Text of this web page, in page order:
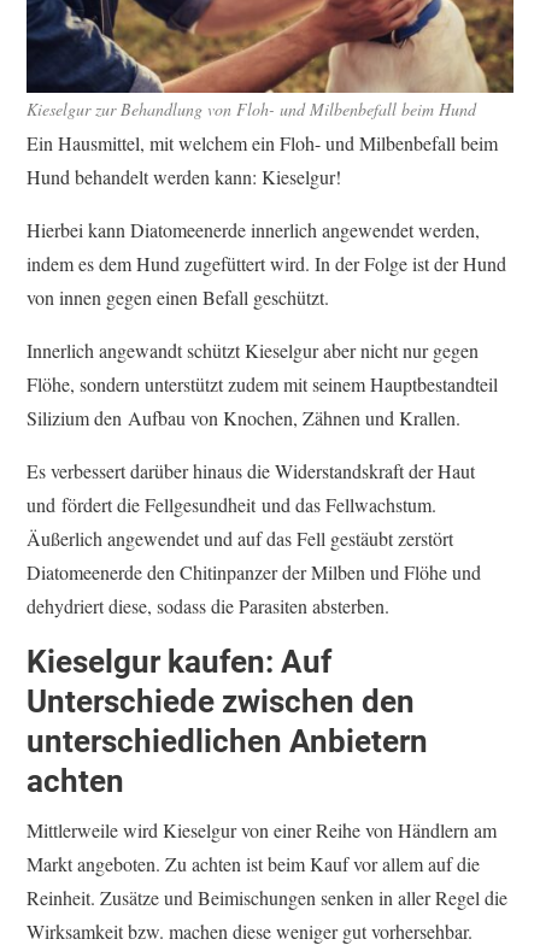
Kieselgur zur Behandlung von Floh- und Milbenbefall beim Hund
Ein Hausmittel, mit welchem ein Floh- und Milbenbefall beim
Hund behandelt werden kann: Kieselgur!
Hierbei kann Diatomeenerde innerlich angewendet werden,
indem es dem Hund zugefüttert wird. In der Folge ist der Hund
von innen gegen einen Befall geschützt.
Innerlich angewandt schützt Kieselgur aber nicht nur gegen
Flöhe, sondern unterstützt zudem mit seinem Hauptbestandteil
Silizium den Aufbau von Knochen, Zähnen und Krallen.
Es verbessert darüber hinaus die Widerstandskraft der Haut
und fördert die Fellgesundheit und das Fellwachstum.
Äußerlich angewendet und auf das Fell gestäubt zerstört
Diatomeenerde den Chitinpanzer der Milben und Flöhe und
dehydriert diese, sodass die Parasiten absterben.
Kieselgur kaufen: Auf
Unterschiede zwischen den
unterschiedlichen Anbietern
achten
Mittlerweile wird Kieselgur von einer Reihe von Händlern am
Markt angeboten. Zu achten ist beim Kauf vor allem auf die
Reinheit. Zusätze und Beimischungen senken in aller Regel die
Wirksamkeit bzw. machen diese weniger gut vorhersehbar.